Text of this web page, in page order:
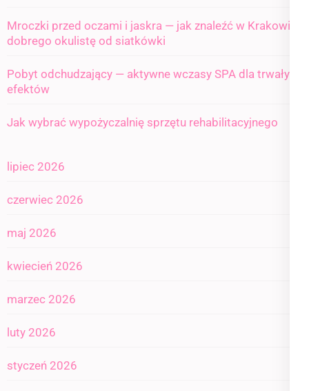
Mroczki przed oczami i jaskra — jak znaleźć w Krakowie
dobrego okulistę od siatkówki
Pobyt odchudzający — aktywne wczasy SPA dla trwałych
efektów
Jak wybrać wypożyczalnię sprzętu rehabilitacyjnego
lipiec 2026
czerwiec 2026
maj 2026
kwiecień 2026
marzec 2026
luty 2026
styczeń 2026